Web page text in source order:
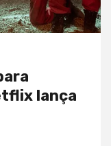
lança